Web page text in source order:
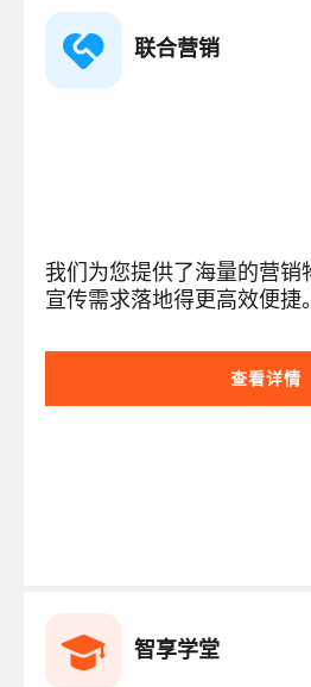
联合营销
我们为您提供了海量的营销
宣传需求落地得更高效便捷。
查看详情
智享学堂